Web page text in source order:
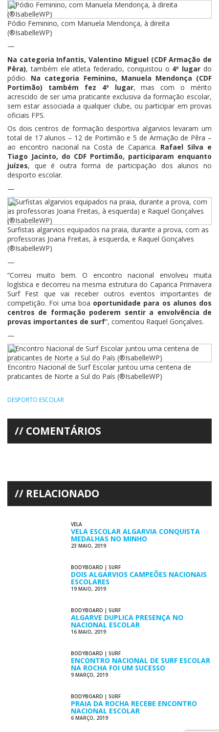
Pódio Feminino, com Manuela Mendonça, à direita
(®IsabelleWP)
—
Na categoria Infantis, Valentino Miguel (CDF Armação de
Pêra), também ele atleta federado, conquistou o 4º lugar do
pódio. Na categoria Feminino, Manuela Mendonça (CDF
Portimão) também fez 4º lugar, mas com o mérito
acrescido de ser uma praticante exclusiva da formação escolar,
sem estar associada a qualquer clube, ou participar em provas
oficiais FPS.
Os dois centros de formação desportiva algarvios levaram um
total de 17 alunos – 12 de Portimão e 5 de Armação de Pêra –
ao encontro nacional na Costa de Caparica. Rafael Silva e
Tiago Jacinto, do CDF Portimão, participaram enquanto
juízes, que é outra forma de participação dos alunos no
desporto escolar.
—
Surfistas algarvios equipados na praia, durante a prova, com as
professoras Joana Freitas, à esquerda, e Raquel Gonçalves
(®IsabelleWP)
—
“Correu muito bem. O encontro nacional envolveu muita
logística e decorreu na mesma estrutura do Caparica Primavera
Surf Fest que vai receber outros eventos importantes de
competição. Foi uma boa oportunidade para os alunos dos
centros de formação poderem sentir a envolvência de
provas importantes de surf“, comentou Raquel Gonçalves.
—
Encontro Nacional de Surf Escolar juntou uma centena de
praticantes de Norte a Sul do País (®IsabelleWP)
DESPORTO ESCOLAR
COMENTÁRIOS
RELACIONADO
VELA
VELA ESCOLAR ALGARVIA CONQUISTA
MEDALHAS NO MINHO
23 MAIO, 2019
BODYBOARD | SURF
DOIS ALGARVIOS CAMPEÕES NACIONAIS
ESCOLARES
19 MAIO, 2019
BODYBOARD | SURF
ALGARVE DUPLICA PRESENÇA NO
NACIONAL ESCOLAR
16 MAIO, 2019
BODYBOARD | SURF
ENCONTRO NACIONAL DE SURF ESCOLAR
NA ROCHA FOI UM SUCESSO
9 MARÇO, 2019
BODYBOARD | SURF
PRAIA DA ROCHA RECEBE ENCONTRO
NACIONAL ESCOLAR
6 MARÇO, 2019